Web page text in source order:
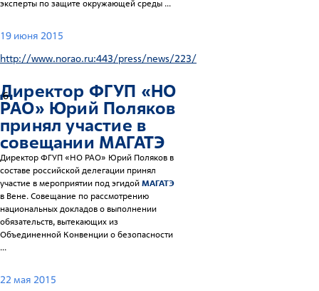
эксперты по защите окружающей среды ...
19 июня 2015
http://www.norao.ru:443/press/news/223/
6
Директор ФГУП «НО
РАО» Юрий Поляков
принял участие в
совещании МАГАТЭ
Директор ФГУП «НО РАО» Юрий Поляков в
составе российской делегации принял
участие в мероприятии под эгидойМАГАТЭ
в Вене. Совещание по рассмотрению
национальных докладов о выполнении
обязательств, вытекающих из
Объединенной Конвенции о безопасности
...
22 мая 2015